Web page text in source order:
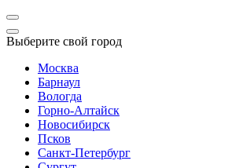
Выберите свой город
Москва
Барнаул
Вологда
Горно-Алтайск
Новосибирск
Псков
Санкт-Петербург